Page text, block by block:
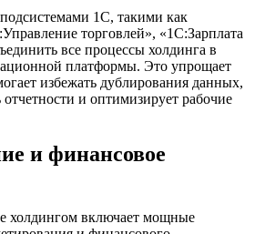
1С, такими как
торговлей», «1С:Зарплата
все процессы холдинга в
платформы. Это упрощает
избежать дублирования данных,
и оптимизирует рабочие
и финансовое
холдингом включает мощные